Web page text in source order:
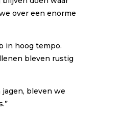
over een enorme
in hoog tempo.
bleven rustig
bleven we